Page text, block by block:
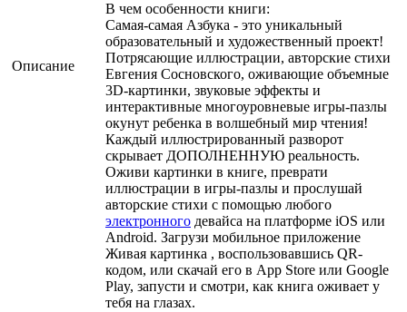
Описание
В чем особенности книги:
Самая-самая Азбука - это уникальный
образовательный и художественный проект!
Потрясающие иллюстрации, авторские стихи
Евгения Сосновского, оживающие объемные
3D-картинки, звуковые эффекты и
интерактивные многоуровневые игры-пазлы
окунут ребенка в волшебный мир чтения!
Каждый иллюстрированный разворот
скрывает ДОПОЛНЕННУЮ реальность.
Оживи картинки в книге, преврати
иллюстрации в игры-пазлы и прослушай
авторские стихи с помощью любого
электронного девайса на платформе iOS или
Android. Загрузи мобильное приложение
Живая картинка , воспользовавшись QR-
кодом, или скачай его в App Store или Google
Play, запусти и смотри, как книга оживает у
тебя на глазах.